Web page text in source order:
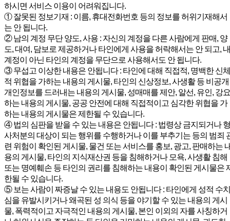
하시면 서비스 이용이 어려워집니다.
① 잘못된 정보기재 : 이름, 휴대전화번호 등의 정보를 허위기재해서
는 안 됩니다.
② 남의 계정 무단 양도, 사용 : 자신의 계정을 다른 사람에게 판매, 양
도, 대여, 담보로 제공하거나 타인에게 사용을 허락해서는 안 되고, 내
계정이 아닌 타인의 계정을 무단으로 사용해서도 안 됩니다.
③ 무섭고 이상한 내용은 안됩니다 : 타인에 대해 직접적, 명백한 신체
적 위협을 가하는 내용의 게시물, 타인의 신상정보, 사생활 등 비공개
개인정보를 드러내는 내용의 게시물, 성매매를 제안, 알선, 유인, 강요
하는 내용의 게시물, 공공 안전에 대해 직접적이고 심각한 위협을 가
하는 내용의 게시물은 제한될 수 있습니다.
④ 법의 심판을 받을 수 있는 내용은 안됩니다 : 법령상 금지되거나 형
사처분의 대상이 되는 행위를 수행하거나 이를 부추기는 등의 범죄
련 위험이 확인된 게시물, 물건 또는 서비스를 홍보, 광고, 판매하는
용의 게시물, 타인의 지식재산권 등을 침해하거나 모욕, 사생활 침해
또는 명예훼손 등 타인의 권리를 침해하는 내용이 확인된 게시물은
한될 수 있습니다.
⑤ 보는 사람이 짜증날 수 있는 내용도 안됩니다 : 타인에게 성적 수치
심을 유발시키거나 왜곡된 성 의식 등을 야기할 수 있는 내용의 게시
물, 폭력적이고 자극적인 내용의 게시물, 본인 이외의 자를 사칭하거